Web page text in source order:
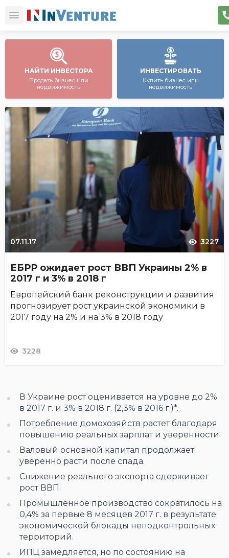
НАЙТИ ИНВЕСТОРА
Продать бизнес или
недвижимость
ИНВЕСТИРОВАТЬ
Купить бизнес или
недвижимость
07.11.17 3227
ЕБРР ожидает рост ВВП Украины 2% в
2017 г и 3% в 2018 г
Европейский банк реконструкции и развития
прогнозирует рост украинской экономики в
2017 году на 2% и на 3% в 2018 году
3228
В Украине рост оценивается на уровне до 2%
в 2017 г. и 3% в 2018 г. (2,3% в 2016 г.)*.
Потребление домохозяйств растет благодаря
повышению реальных зарплат и уверенности.
Валовый основной капитал продолжает
уверенно расти после спада.
Снижение реального экспорта сдерживает
рост ВВП.
Промышленное производство сократилось на
0,4% за первые 8 месяцев 2017 г. в результате
экономической блокады неподконтрольных
территорий.
ИПЦ замедляется, но по состоянию на